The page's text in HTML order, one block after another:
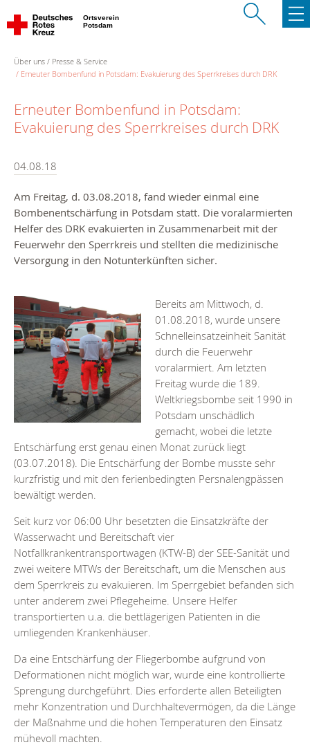
Ortsverein
Potsdam
Über uns
Presse & Service
Erneuter Bombenfund in Potsdam: Evakuierung des Sperrkreises durch DRK
Erneuter Bombenfund in Potsdam:
Evakuierung des Sperrkreises durch DRK
04.08.18
Am Freitag, d. 03.08.2018, fand wieder einmal eine
Bombenentschärfung in Potsdam statt. Die voralarmierten
Helfer des DRK evakuierten in Zusammenarbeit mit der
Feuerwehr den Sperrkreis und stellten die medizinische
Versorgung in den Notunterkünften sicher.
Bereits am Mittwoch, d.
01.08.2018, wurde unsere
Schnelleinsatzeinheit Sanität
durch die Feuerwehr
voralarmiert. Am letzten
Freitag wurde die 189.
Weltkriegsbombe seit 1990 in
Potsdam unschädlich
gemacht, wobei die letzte
Entschärfung erst genau einen Monat zurück liegt
(03.07.2018). Die Entschärfung der Bombe musste sehr
kurzfristig und mit den ferienbedingten Persnalengpässen
bewältigt werden.
Seit kurz vor 06:00 Uhr besetzten die Einsatzkräfte der
Wasserwacht und Bereitschaft vier
Notfallkrankentransportwagen (KTW-B) der SEE-Sanität und
zwei weitere MTWs der Bereitschaft, um die Menschen aus
dem Sperrkreis zu evakuieren. Im Sperrgebiet befanden sich
unter anderem zwei Pflegeheime. Unsere Helfer
transportierten u.a. die bettlägerigen Patienten in die
umliegenden Krankenhäuser.
Da eine Entschärfung der Fliegerbombe aufgrund von
Deformationen nicht möglich war, wurde eine kontrollierte
Sprengung durchgeführt. Dies erforderte allen Beteiligten
mehr Konzentration und Durchhaltevermögen, da die Länge
der Maßnahme und die hohen Temperaturen den Einsatz
mühevoll machten.